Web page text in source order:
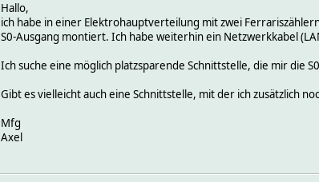
Hallo,
ich habe in einer Elektrohauptverteilung mit zwei
S0-Ausgang montiert. Ich habe weiterhin ein Netzwerkkabel
Ich suche eine möglich platzsparende Schnittstelle, die mir die
Gibt es vielleicht auch eine Schnittstelle, mit der ich zusätzlich
Mfg
Axel